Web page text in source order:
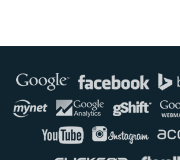
Genellikle anında yanıt verir